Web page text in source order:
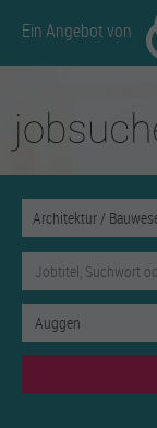
Ein Angebot von